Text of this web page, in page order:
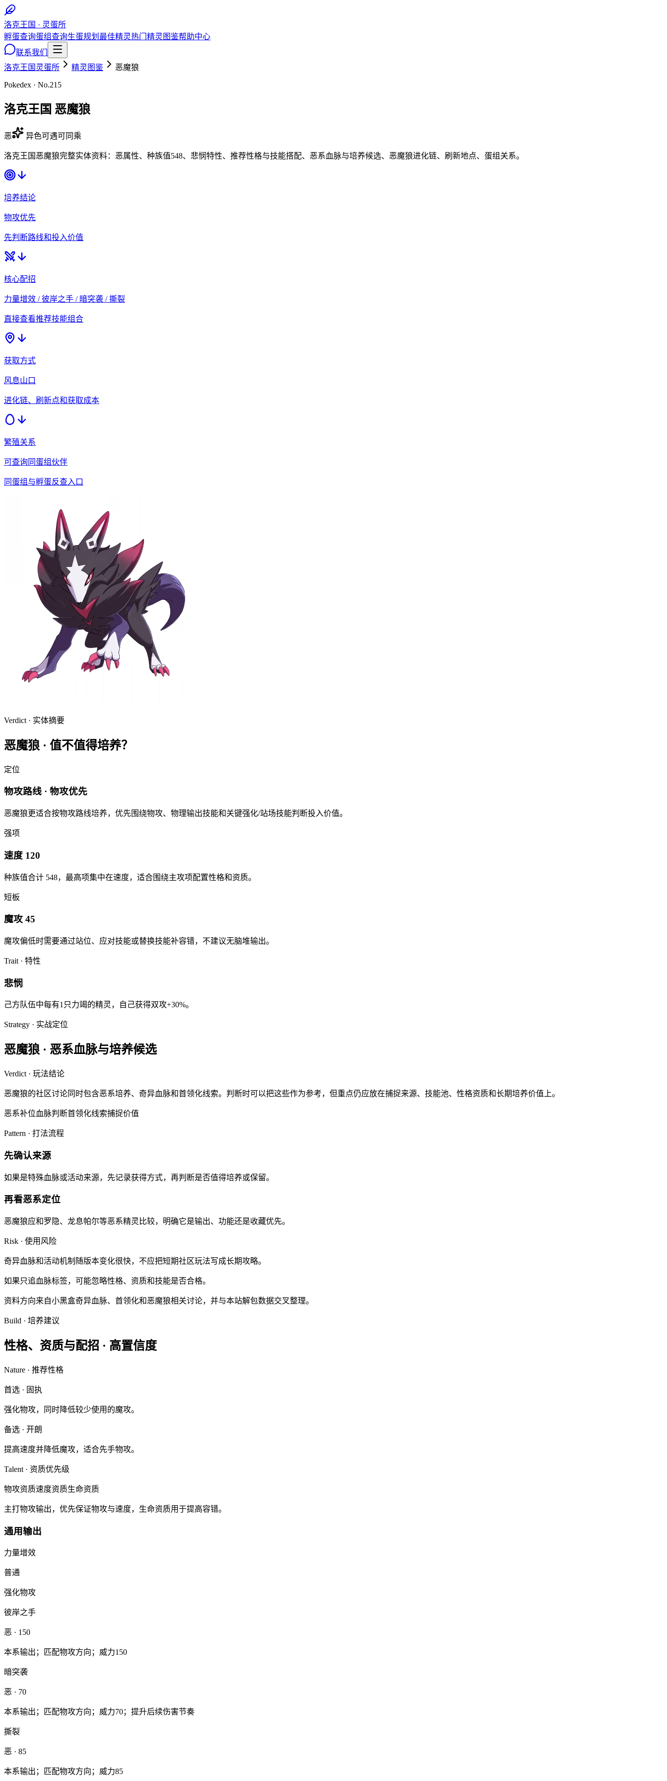
洛克王国 · 灵蛋所
孵蛋查询蛋组查询生蛋规划 最佳精灵热门精灵图鉴帮助中心
联系我们
洛克王国灵蛋所
精灵图鉴 恶魔狼
Pokedex · No.215
洛克王国 恶魔狼
恶 异色可遇可同乘
洛克王国恶魔狼完整实体资料：恶属性、种族值548、悲悯特性、推荐性格与技能搭配、恶系血脉与培养候选、恶魔狼进化链、刷新地点、蛋组关系。
培养结论
物攻优先
先判断路线和投入价值
核心配招
力量增效 / 彼岸之手 / 暗突袭 / 撕裂
直接查看推荐技能组合
获取方式
风息山口
进化链、刷新点和获取成本
繁殖关系
可查询同蛋组伙伴
同蛋组与孵蛋反查入口
Verdict · 实体摘要
恶魔狼 · 值不值得培养？
定位
物攻路线 · 物攻优先
恶魔狼更适合按物攻路线培养，优先围绕物攻、物理输出技能和关键强化/站场技能判断投入价值。
强项
速度 120
种族值合计 548，最高项集中在速度，适合围绕主攻项配置性格和资质。
短板
魔攻 45
魔攻偏低时需要通过站位、应对技能或替换技能补容错，不建议无脑堆输出。
Trait · 特性
悲悯
己方队伍中每有1只力竭的精灵，自己获得双攻+30%。
Strategy · 实战定位
恶魔狼 · 恶系血脉与培养候选
Verdict · 玩法结论
恶魔狼的社区讨论同时包含恶系培养、奇异血脉和首领化线索。判断时可以把这些作为参考，但重点仍应放在捕捉来源、技能池、性格资质和长期培养价值上。
恶系补位血脉判断首领化线索捕捉价值
Pattern · 打法流程
先确认来源
如果是特殊血脉或活动来源，先记录获得方式，再判断是否值得培养或保留。
再看恶系定位
恶魔狼应和罗隐、龙息帕尔等恶系精灵比较，明确它是输出、功能还是收藏优先。
Risk · 使用风险
奇异血脉和活动机制随版本变化很快，不应把短期社区玩法写成长期攻略。
如果只追血脉标签，可能忽略性格、资质和技能是否合格。
资料方向来自小黑盒奇异血脉、首领化和恶魔狼相关讨论，并与本站解包数据交叉整理。
Build · 培养建议
性格、资质与配招 · 高置信度
Nature · 推荐性格
首选 · 固执
强化物攻，同时降低较少使用的魔攻。
备选 · 开朗
提高速度并降低魔攻，适合先手物攻。
Talent · 资质优先级
物攻资质速度资质生命资质
主打物攻输出，优先保证物攻与速度，生命资质用于提高容错。
通用输出
力量增效
普通
强化物攻
彼岸之手
恶 · 150
本系输出；匹配物攻方向；威力150
暗突袭
恶 · 70
本系输出；匹配物攻方向；威力70；提升后续伤害节奏
撕裂
恶 · 85
本系输出；匹配物攻方向；威力85